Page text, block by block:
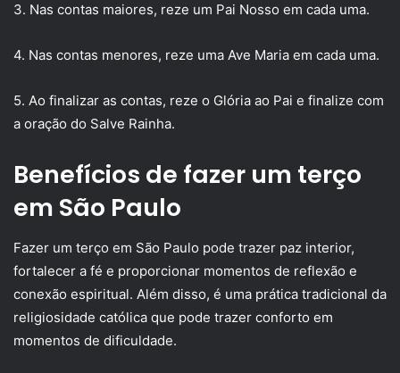
3. Nas contas maiores, reze um Pai Nosso em cada uma.
4. Nas contas menores, reze uma Ave Maria em cada uma.
5. Ao finalizar as contas, reze o Glória ao Pai e finalize com
a oração do Salve Rainha.
Benefícios de fazer um terço
em São Paulo
Fazer um terço em São Paulo pode trazer paz interior,
fortalecer a fé e proporcionar momentos de reflexão e
conexão espiritual. Além disso, é uma prática tradicional da
religiosidade católica que pode trazer conforto em
momentos de dificuldade.